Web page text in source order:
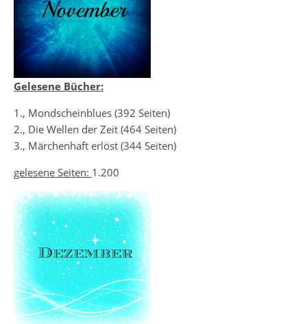
Gelesene Bücher:
1., Mondscheinblues (392 Seiten)
2., Die Wellen der Zeit (464 Seiten)
3., Märchenhaft erlöst (344 Seiten)
gelesene Seiten: 1.200